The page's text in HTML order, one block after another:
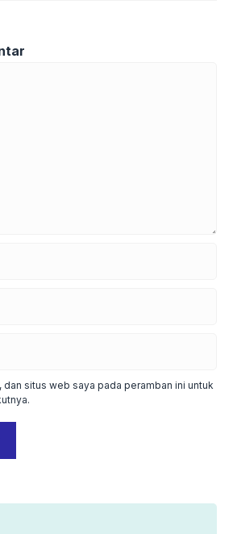
dan situs web saya pada peramban ini untuk